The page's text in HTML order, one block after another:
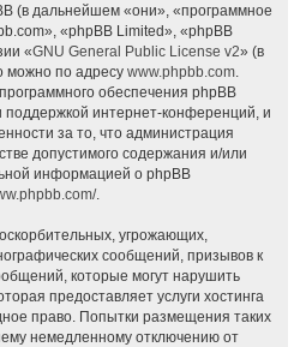
(в дальнейшем «они», «программное
«phpBB Limited», «phpBB
«GNU General Public License v2» (в
можно по адресу www.phpbb.com.
обеспечения phpBB
поддержкой интернет-конференций, и
за то, что администрация
допустимого содержания и/или
информацией о phpBB
.
угрожающих,
сообщений, призывов к
которые могут нарушить
предоставляет услуги хостинга
право. Попытки размещения таких
немедленному отключению от